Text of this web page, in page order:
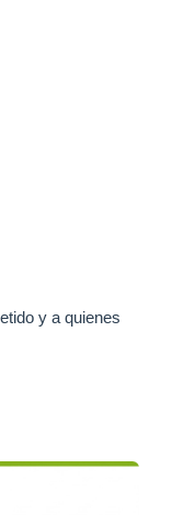
y a quienes